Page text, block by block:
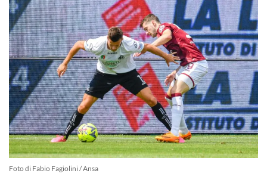
Foto di Fabio Fagiolini / Ansa